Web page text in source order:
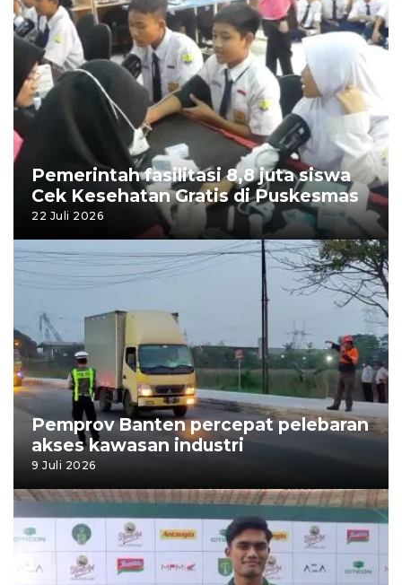
Pemerintah fasilitasi 8,8 juta siswa
Cek Kesehatan Gratis di Puskesmas
22 Juli 2026
Pemprov Banten percepat pelebaran
akses kawasan industri
9 Juli 2026